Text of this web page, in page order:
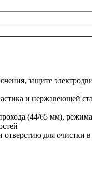
защите
и нержавеющей
(44/65 мм),
для очистки